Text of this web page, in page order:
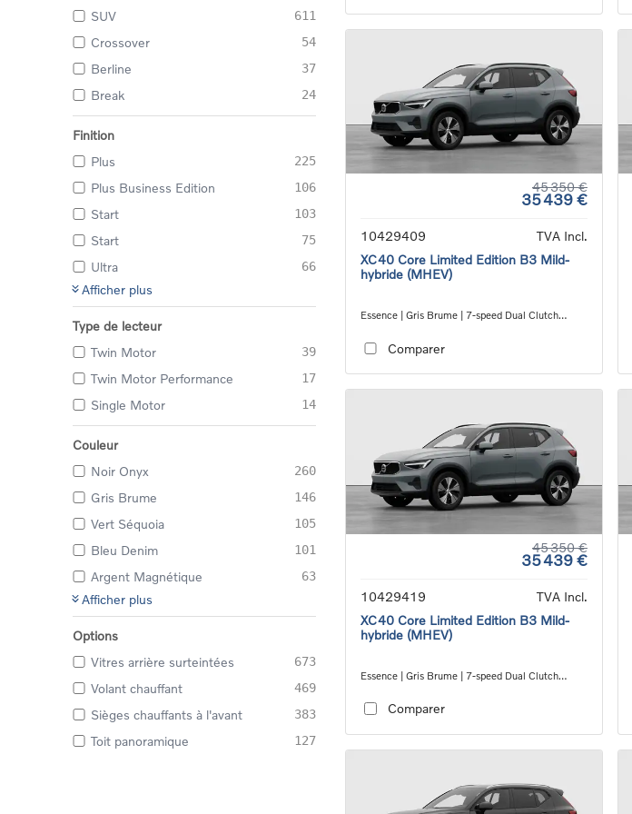
SUV 611
Crossover 54
Berline 37
Break 24
Finition
Plus
225
Plus Business Edition 106
Start 103
Start 75
Ultra 66
Afficher plus
Type de lecteur
Twin Motor
39
Twin Motor Performance 17
Single Motor 14
Couleur
Noir Onyx
260
Gris Brume 146
Vert Séquoia 105
Bleu Denim 101
Argent Magnétique 63
Afficher plus
Options
Vitres arrière surteintées
673
Volant chauffant 469
Sièges chauffants à l'avant 383
Toit panoramique 127
45 350 €
35 439 €
10429409
TVA Incl.
XC40 Core Limited Edition B3 Mild-
hybride (MHEV)
Essence | Gris Brume | 7-speed Dual Clutch
Comparer
45 350 €
35 439 €
10429419
TVA Incl.
XC40 Core Limited Edition B3 Mild-
hybride (MHEV)
Essence | Gris Brume | 7-speed Dual Clutch
Comparer